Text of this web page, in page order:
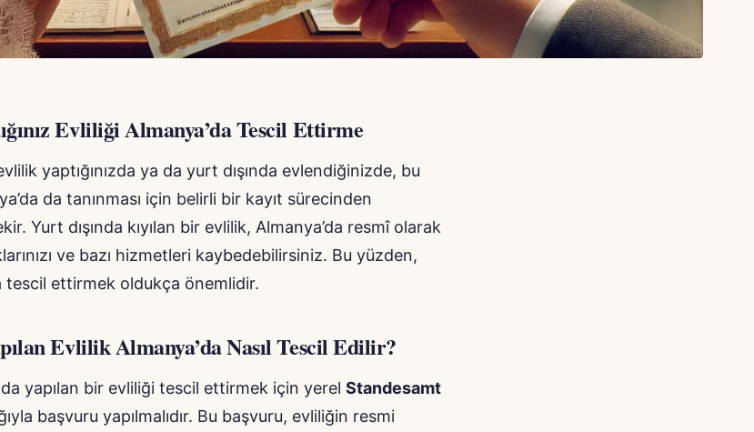
Evliliği Almanya’da Tescil Ettirme
yaptığınızda ya da yurt dışında evlendiğinizde, bu
da tanınması için belirli bir kayıt sürecinden
Yurt dışında kıyılan bir evlilik, Almanya’da resmî olarak
ve bazı hizmetleri kaybedebilirsiniz. Bu yüzden,
tescil ettirmek oldukça önemlidir.
Evlilik Almanya’da Nasıl Tescil Edilir?
yapılan bir evliliği tescil ettirmek için yerel Standesamt
başvuru yapılmalıdır. Bu başvuru, evliliğin resmi